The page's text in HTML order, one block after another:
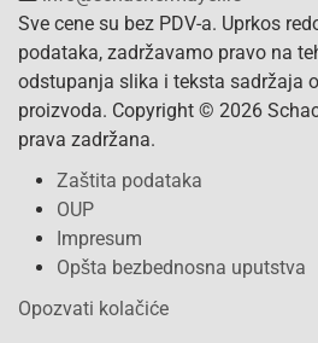
Sve cene su bez PDV-a. Uprkos
podataka, zadržavamo pravo na
odstupanja slika i teksta sadržaja
proizvoda. Copyright © 2026
prava zadržana.
Zaštita podataka
OUP
Impresum
Opšta bezbednosna uputstva
Opozvati kolačiće